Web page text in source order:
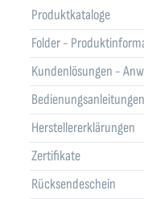
Produktkataloge
Folder -
Kundenlösungen -
Bedienungsanleitungen
Herstellererklärungen
Zertifikate
Rücksendeschein